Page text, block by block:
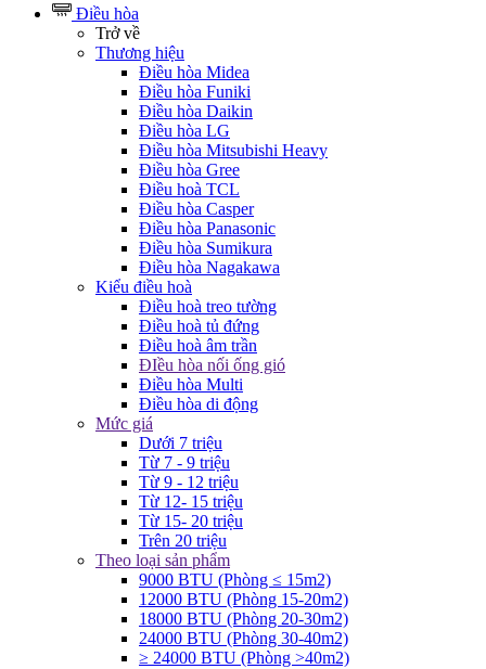
Điều hòa
Trở về
Thương hiệu
Điều hòa Midea
Điều hòa Funiki
Điều hòa Daikin
Điều hòa LG
Điều hòa Mitsubishi Heavy
Điều hòa Gree
Điều hoà TCL
Điều hòa Casper
Điều hòa Panasonic
Điều hòa Sumikura
Điều hòa Nagakawa
Kiểu điều hoà
Điều hoà treo tường
Điều hoà tủ đứng
Điều hoà âm trần
ĐIều hòa nối ống gió
Điều hòa Multi
Điều hòa di động
Mức giá
Dưới 7 triệu
Từ 7 - 9 triệu
Từ 9 - 12 triệu
Từ 12- 15 triệu
Từ 15- 20 triệu
Trên 20 triệu
Theo loại sản phẩm
9000 BTU (Phòng ≤ 15m2)
12000 BTU (Phòng 15-20m2)
18000 BTU (Phòng 20-30m2)
24000 BTU (Phòng 30-40m2)
≥ 24000 BTU (Phòng >40m2)